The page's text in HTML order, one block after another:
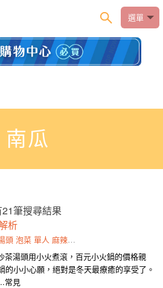
選單
南瓜
21筆搜尋結果
析
頭 泡菜 單人 麻辣鍋
茶湯頭用小火煮滾，百元小火鍋的價格親
的小小心願，絕對是冬天最療癒的享受了。
常見